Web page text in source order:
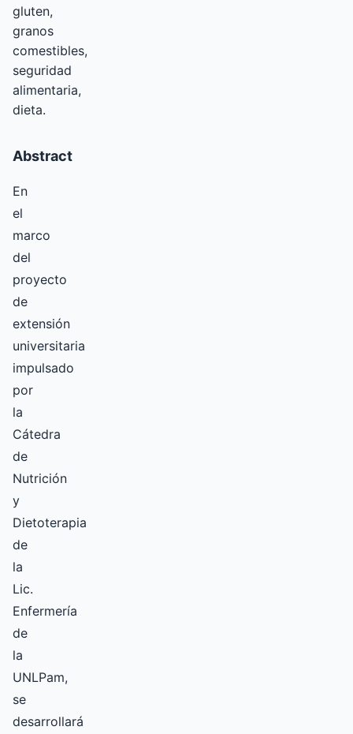
gluten,
granos
comestibles,
seguridad
alimentaria,
dieta.
Abstract
En
el
marco
del
proyecto
de
extensión
universitaria
impulsado
por
la
Cátedra
de
Nutrición
y
Dietoterapia
de
la
Lic.
Enfermería
de
la
UNLPam,
se
desarrollará